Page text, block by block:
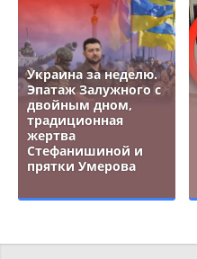
Украина за неделю.
Эпатаж Залужного с
двойным дном,
традиционная
жертва
Стефанишиной и
прятки Умерова